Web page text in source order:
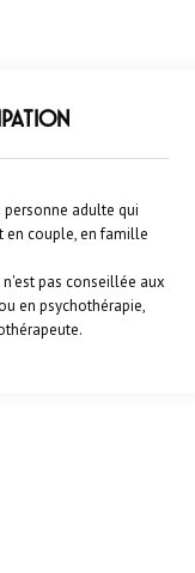
personne adulte qui
en couple, en famille
pas conseillée aux
en psychothérapie,